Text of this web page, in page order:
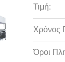
Τιμή:
Χρόνος
Όροι